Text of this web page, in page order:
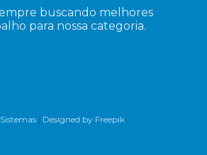
buscando melhores
para nossa categoria.
| Designed by Freepik